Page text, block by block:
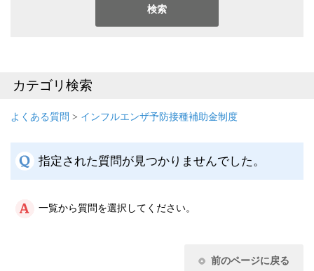
検索
カテゴリ検索
よくある質問 > インフルエンザ予防接種補助金制度
指定された質問が見つかりませんでした。
一覧から質問を選択してください。
前のページに戻る